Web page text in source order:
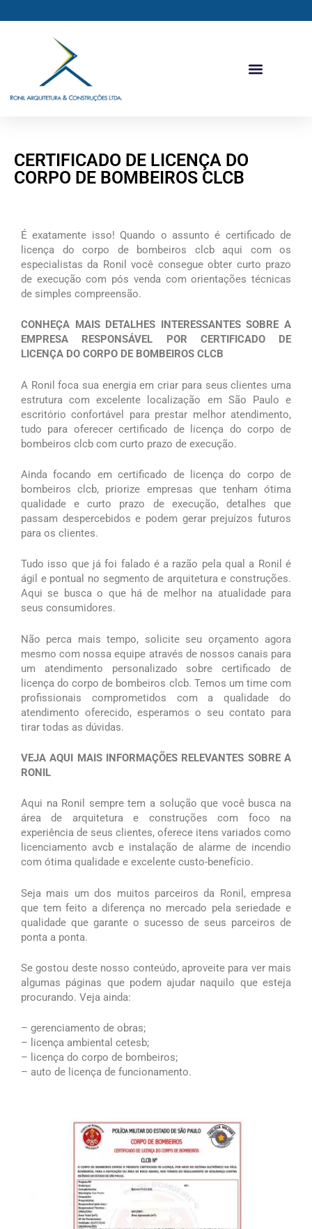
para
CERTIFICADO DE LICENÇA DO
CORPO DE BOMBEIROS CLCB
É exatamente isso! Quando o assunto é certificado de
licença do corpo de bombeiros clcb aqui com os
especialistas da Ronil você consegue obter curto prazo
de execução com pós venda com orientações técnicas
de simples compreensão.
CONHEÇA MAIS DETALHES INTERESSANTES SOBRE A
EMPRESA RESPONSÁVEL POR CERTIFICADO DE
LICENÇA DO CORPO DE BOMBEIROS CLCB
A Ronil foca sua energia em criar para seus clientes uma
estrutura com excelente localização em São Paulo e
escritório confortável para prestar melhor atendimento,
tudo para oferecer certificado de licença do corpo de
bombeiros clcb com curto prazo de execução.
Ainda focando em certificado de licença do corpo de
bombeiros clcb, priorize empresas que tenham ótima
qualidade e curto prazo de execução, detalhes que
passam despercebidos e podem gerar prejuízos futuros
para os clientes.
Tudo isso que já foi falado é a razão pela qual a Ronil é
ágil e pontual no segmento de arquitetura e construções.
Aqui se busca o que há de melhor na atualidade para
seus consumidores.
Não perca mais tempo, solicite seu orçamento agora
mesmo com nossa equipe através de nossos canais para
um atendimento personalizado sobre certificado de
licença do corpo de bombeiros clcb. Temos um time com
profissionais comprometidos com a qualidade do
atendimento oferecido, esperamos o seu contato para
tirar todas as dúvidas.
VEJA AQUI MAIS INFORMAÇÕES RELEVANTES SOBRE A
RONIL
Aqui na Ronil sempre tem a solução que você busca na
área de arquitetura e construções com foco na
experiência de seus clientes, oferece itens variados como
licenciamento avcb e instalação de alarme de incendio
com ótima qualidade e excelente custo-benefício.
Seja mais um dos muitos parceiros da Ronil, empresa
que tem feito a diferença no mercado pela seriedade e
qualidade que garante o sucesso de seus parceiros de
ponta a ponta.
Se gostou deste nosso conteúdo, aproveite para ver mais
algumas páginas que podem ajudar naquilo que esteja
procurando. Veja ainda:
– gerenciamento de obras;
– licença ambiental cetesb;
– licença do corpo de bombeiros;
– auto de licença de funcionamento.